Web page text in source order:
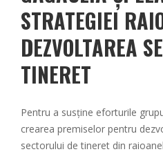
STRATEGIEI
DEZVOLTAREA
TINERET
Pentru a susține eforturile
crearea premiselor pentru
sectorului de tineret din